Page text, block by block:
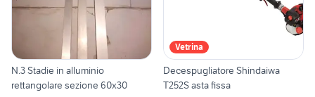
N.3 Stadie in alluminio
rettangolare sezione 60x30
Vetrina
Decespugliatore Shindaiwa
T252S asta fissa